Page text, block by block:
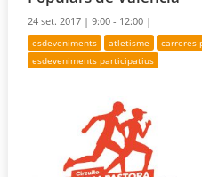
24 set. 2017 |9:00 - 12:00 |
esdeveniments atletisme carreres
esdeveniments participatius